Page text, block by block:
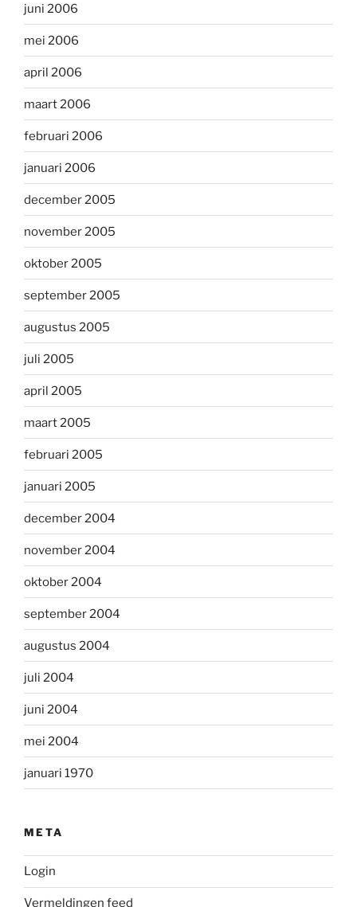
juni 2006
mei 2006
april 2006
maart 2006
februari 2006
januari 2006
december 2005
november 2005
oktober 2005
september 2005
augustus 2005
juli 2005
april 2005
maart 2005
februari 2005
januari 2005
december 2004
november 2004
oktober 2004
september 2004
augustus 2004
juli 2004
juni 2004
mei 2004
januari 1970
META
Login
Vermeldingen feed